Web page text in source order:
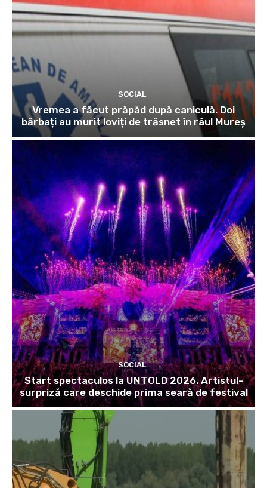
SOCIAL
Vremea a făcut prăpăd după caniculă. Doi
bărbați au murit loviți de trăsnet în râul Mureș
SOCIAL
Start spectaculos la UNTOLD 2026. Artistul-
surpriză care deschide prima seară de festival